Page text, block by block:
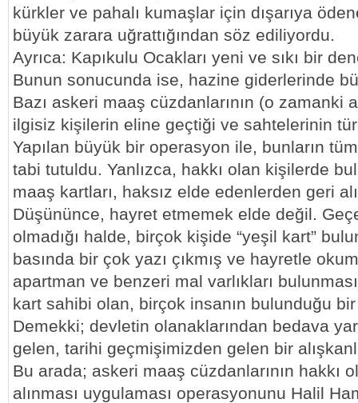
kürkler ve pahalı kumaşlar için dışarıya
büyük zarara uğrattığından söz ediliyordu.
Ayrıca: Kapıkulu Ocakları yeni ve sıkı bir
Bunun sonucunda ise, hazine giderlerinde
Bazı askeri maaş cüzdanlarının (o zamanki
ilgisiz kişilerin eline geçtiği ve sahtelerinin
Yapılan büyük bir operasyon ile, bunların
tabi tutuldu. Yanlızca, hakkı olan kişilerde
maaş kartları, haksız elde edenlerden geri
Düşününce, hayret etmemek elde değil.
olmadığı halde, birçok kişide “yeşil kart”
basında bir çok yazı çıkmış ve hayretle
apartman ve benzeri mal varlıkları
kart sahibi olan, birçok insanın bulunduğu
Demekki; devletin olanaklarından bedava
gelen, tarihi geçmişimizden gelen bir
Bu arada; askeri maaş cüzdanlarının hakkı
alınması uygulaması operasyonunu Halil